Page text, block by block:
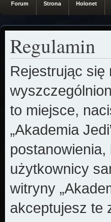
Forum Strona Holonet
Regulamin
Rejestrując się
to miejsce,
„Akademia
użytkownicy
witryny
akceptujesz te